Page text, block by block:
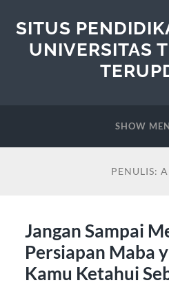
SITUS
UNIVERSITAS
SHOW
PENULIS:
Jangan Sampai
Persiapan Maba
Kamu Ketahui